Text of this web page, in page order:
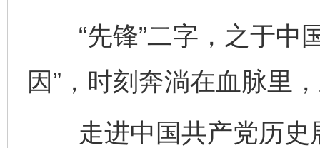
“先锋”二字，之于中
因”，时刻奔淌在血脉里
走进中国共产党历史